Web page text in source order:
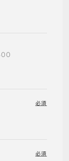
必須
必須